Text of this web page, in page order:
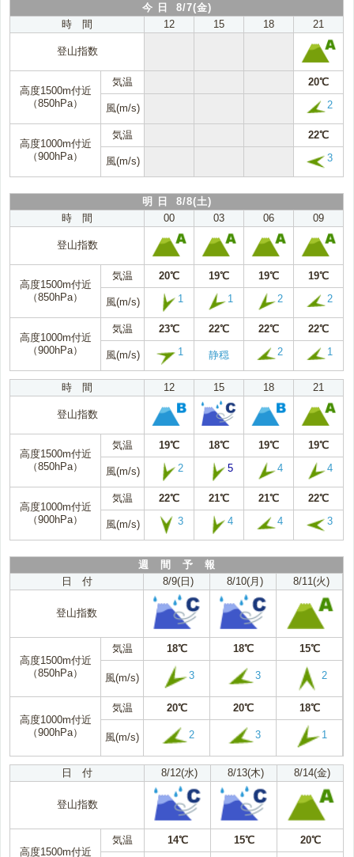
今 日 8/7(金)
時 間
12 15 18 21
登山指数
高度1500m付近
（850hPa）
気温 20℃
風(m/s) 2
高度1000m付近
（900hPa）
気温 22℃
風(m/s) 3
明 日 8/8(土)
時 間
00 03 06 09
登山指数
高度1500m付近
（850hPa）
気温 20℃ 19℃ 19℃ 19℃
風(m/s) 1 1 2 2
高度1000m付近
（900hPa）
気温 23℃ 22℃ 22℃ 22℃
風(m/s) 1 静穏 2 1
時 間 12 15 18 21
登山指数
高度1500m付近
（850hPa）
気温 19℃ 18℃ 19℃ 19℃
風(m/s) 2 5 4 4
高度1000m付近
（900hPa）
気温 22℃ 21℃ 21℃ 22℃
風(m/s) 3 4 4 3
週 間 予 報
日 付
8/9(日) 8/10(月) 8/11(火)
登山指数
高度1500m付近
（850hPa）
気温 18℃ 18℃ 15℃
風(m/s) 3 3 2
高度1000m付近
（900hPa）
気温 20℃ 20℃ 18℃
風(m/s) 2 3 1
日 付 8/12(水) 8/13(木) 8/14(金)
登山指数
高度1500m付近
気温 14℃ 15℃ 20℃